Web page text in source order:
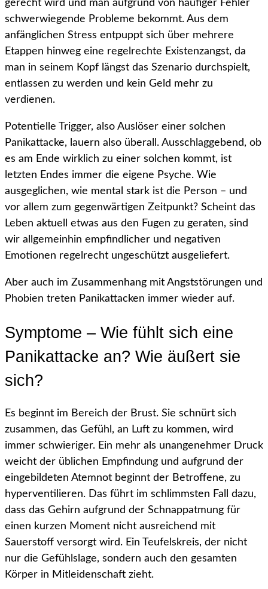
gerecht wird und man aufgrund von häufiger Fehler
schwerwiegende Probleme bekommt. Aus dem
anfänglichen Stress entpuppt sich über mehrere
Etappen hinweg eine regelrechte Existenzangst, da
man in seinem Kopf längst das Szenario durchspielt,
entlassen zu werden und kein Geld mehr zu
verdienen.
Potentielle Trigger, also Auslöser einer solchen
Panikattacke, lauern also überall. Ausschlaggebend, ob
es am Ende wirklich zu einer solchen kommt, ist
letzten Endes immer die eigene Psyche. Wie
ausgeglichen, wie mental stark ist die Person – und
vor allem zum gegenwärtigen Zeitpunkt? Scheint das
Leben aktuell etwas aus den Fugen zu geraten, sind
wir allgemeinhin empfindlicher und negativen
Emotionen regelrecht ungeschützt ausgeliefert.
Aber auch im Zusammenhang mit Angststörungen und
Phobien treten Panikattacken immer wieder auf.
Symptome – Wie fühlt sich eine
Panikattacke an? Wie äußert sie
sich?
Es beginnt im Bereich der Brust. Sie schnürt sich
zusammen, das Gefühl, an Luft zu kommen, wird
immer schwieriger. Ein mehr als unangenehmer Druck
weicht der üblichen Empfindung und aufgrund der
eingebildeten Atemnot beginnt der Betroffene, zu
hyperventilieren. Das führt im schlimmsten Fall dazu,
dass das Gehirn aufgrund der Schnappatmung für
einen kurzen Moment nicht ausreichend mit
Sauerstoff versorgt wird. Ein Teufelskreis, der nicht
nur die Gefühlslage, sondern auch den gesamten
Körper in Mitleidenschaft zieht.